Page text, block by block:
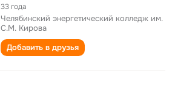
33 года
Челябинский энергетический колледж им.
С.М. Кирова
Добавить в друзья